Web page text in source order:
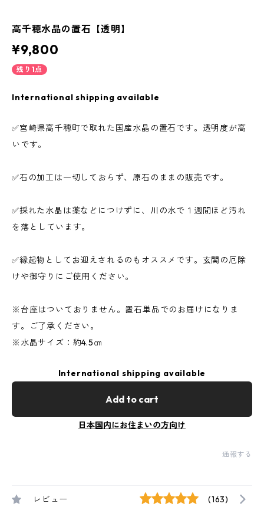
高千穂水晶の置石【透明】
¥9,800
残り1点
International shipping available
✅宮崎県高千穂町で取れた国産水晶の置石です。透明度が高
いです。
✅石の加工は一切しておらず、原石のままの販売です。
✅採れた水晶は薬などにつけずに、川の水で１週間ほど汚れ
を落としています。
✅縁起物としてお迎えされるのもオススメです。玄関の厄除
けや御守りにご使用ください。
※台座はついておりません。置石単品でのお届けになりま
す。ご了承ください。
※水晶サイズ：約4.5㎝
International shipping available
Add to cart
日本国内にお住まいの方向け
通報する
レビュー (163)